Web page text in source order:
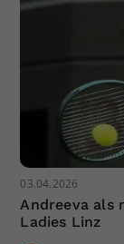
03.04.2026
Andreeva als
Ladies Linz